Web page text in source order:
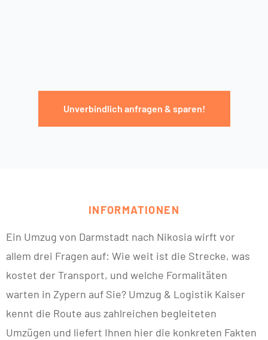
Unverbindlich anfragen & sparen!
INFORMATIONEN
Ein Umzug von Darmstadt nach Nikosia wirft vor
allem drei Fragen auf: Wie weit ist die Strecke, was
kostet der Transport, und welche Formalitäten
warten in Zypern auf Sie? Umzug & Logistik Kaiser
kennt die Route aus zahlreichen begleiteten
Umzügen und liefert Ihnen hier die konkreten Fakten